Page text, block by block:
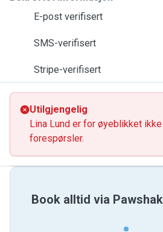
E-post verifisert
SMS-verifisert
Stripe-verifisert
Utilgjengelig
Lina Lund er for øyeblikket
forespørsler.
Book alltid via